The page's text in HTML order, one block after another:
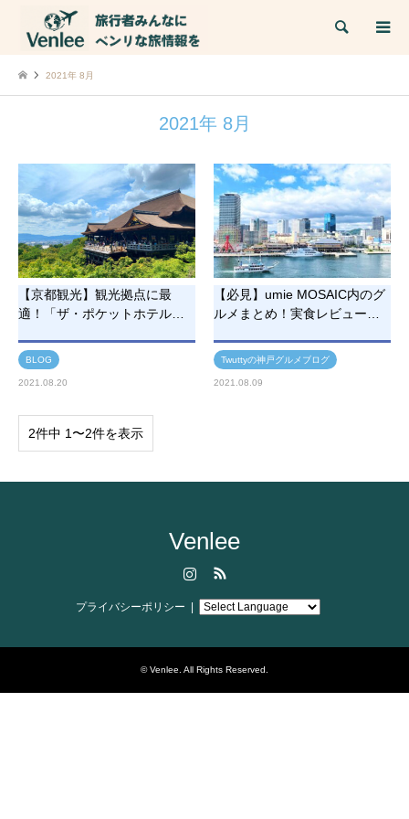
検索
2021年 8月
2021年 8月
【京都観光】観光拠点に最
適！「ザ・ポケットホテル…
BLOG
2021.08.20
【必見】umie MOSAIC内のグ
ルメまとめ！実食レビュー…
Twuttyの神戸グルメブログ
2021.08.09
2件中 1〜2件を表示
Venlee
プライバシーポリシー
©Venlee . All Rights Reserved.